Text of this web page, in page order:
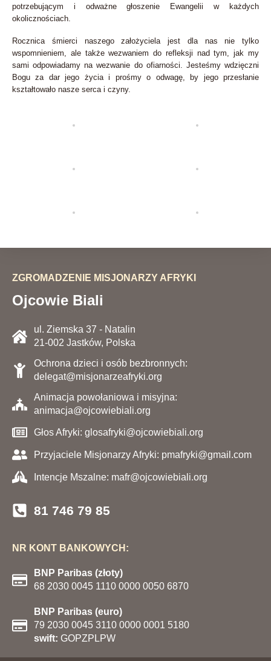
potrzebującym i odważne głoszenie Ewangelii w każdych
okolicznościach.
Rocznica śmierci naszego założyciela jest dla nas nie tylko
wspomnieniem, ale także wezwaniem do refleksji nad tym, jak my
sami odpowiadamy na wezwanie do ofiarności. Jesteśmy wdzięczni
Bogu za dar jego życia i prośmy o odwagę, by jego przesłanie
kształtowało nasze serca i czyny.
ZGROMADZENIE MISJONARZY AFRYKI
Ojcowie Biali
ul. Ziemska 37 - Natalin
21-002 Jastków, Polska
Ochrona dzieci i osób bezbronnych:
delegat@misjonarzeafryki.org
Animacja powołaniowa i misyjna:
animacja@ojcowiebiali.org
Głos Afryki: glosafryki@ojcowiebiali.org
Przyjaciele Misjonarzy Afryki: pmafryki@gmail.com
Intencje Mszalne: mafr@ojcowiebiali.org
81 746 79 85
NR KONT BANKOWYCH:
BNP Paribas (złoty)
68 2030 0045 1110 0000 0050 6870
BNP Paribas (euro)
79 2030 0045 3110 0000 0001 5180
swift: GOPZPLPW